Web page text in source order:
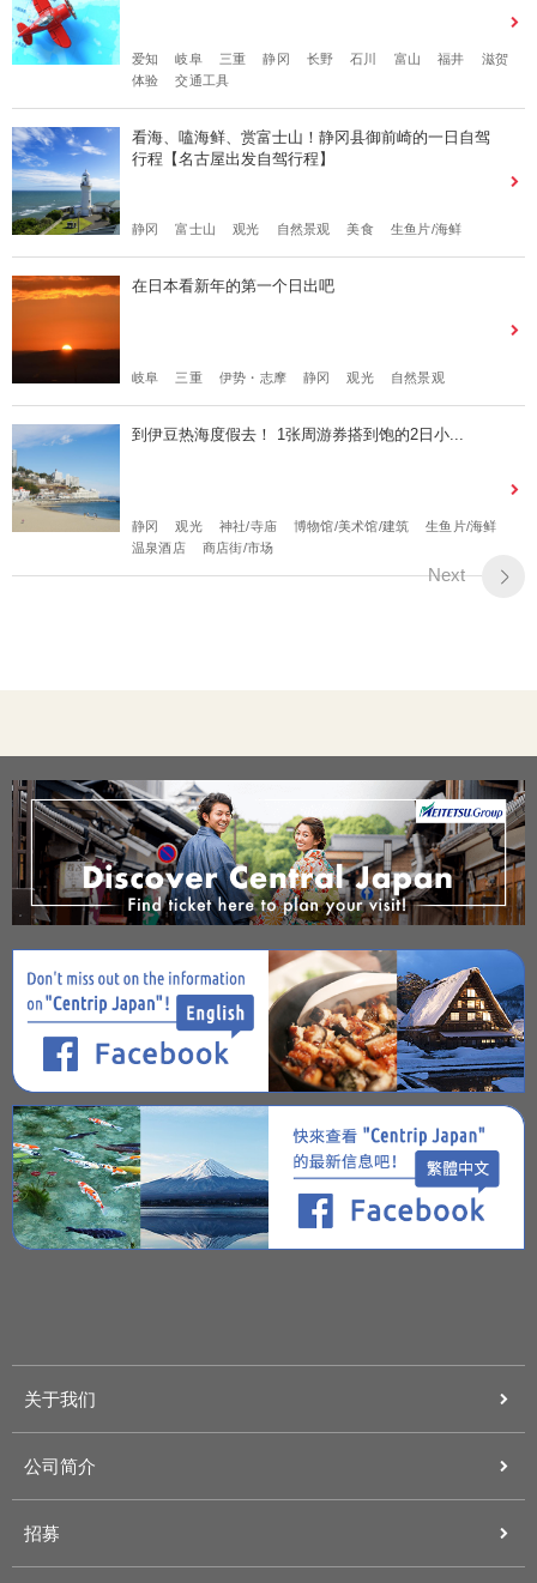
爱知 岐阜 三重 静冈 长野 石川 富山 福井
滋贺
体验
交通工具
看海、嗑海鲜、赏富士山！静冈县御前崎的一日自驾
行程【名古屋出发自驾行程】
静冈 富士山 观光 自然景观 美食 生鱼片/海鲜
在日本看新年的第一个日出吧
岐阜 三重 伊势・志摩 静冈 观光 自然景观
到伊豆热海度假去！ 1张周游券搭到饱的2日小...
静冈 观光 神社/寺庙 博物馆/美术馆/建筑
生鱼片/海鲜
温泉酒店
商店街/市场
Next
关于我们
公司简介
招募